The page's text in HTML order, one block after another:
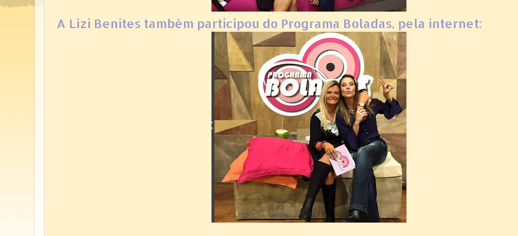
A Lizi Benites também participou do Programa Boladas, pela internet: